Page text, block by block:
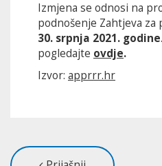
Izmjena se odnosi na
podnošenje Zahtjeva za
30. srpnja 2021. godine
pogledajte ovdje.
Izvor: apprrr.hr